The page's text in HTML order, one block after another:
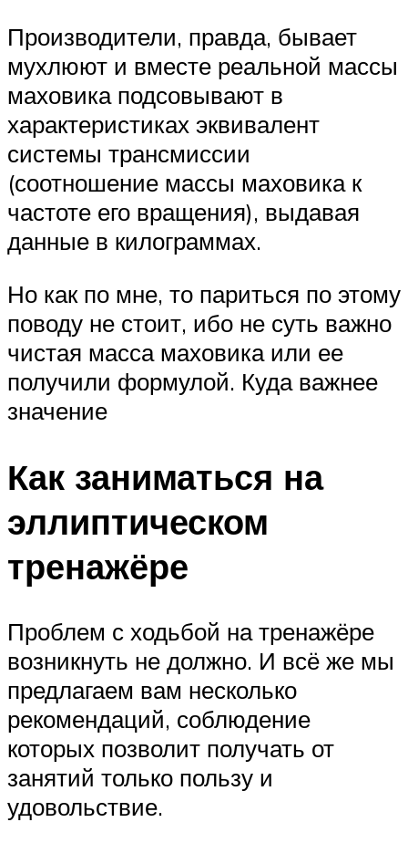
Производители, правда, бывает
мухлюют и вместе реальной массы
маховика подсовывают в
характеристиках эквивалент
системы трансмиссии
(соотношение массы маховика к
частоте его вращения), выдавая
данные в килограммах.
Но как по мне, то париться по этому
поводу не стоит, ибо не суть важно
чистая масса маховика или ее
получили формулой. Куда важнее
значение
Как заниматься на
эллиптическом
тренажёре
Проблем с ходьбой на тренажёре
возникнуть не должно. И всё же мы
предлагаем вам несколько
рекомендаций, соблюдение
которых позволит получать от
занятий только пользу и
удовольствие.